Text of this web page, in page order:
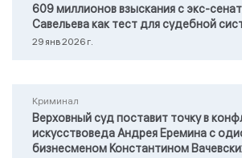
609 миллионов взыскания с экс-
Савельева как тест для судебной
29 янв 2026 г.
Криминал
Верховный суд поставит точку в
искусствоведа Андрея Еремина с
бизнесменом Константином